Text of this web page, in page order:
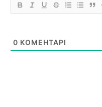
0 КОМЕНТАРІ